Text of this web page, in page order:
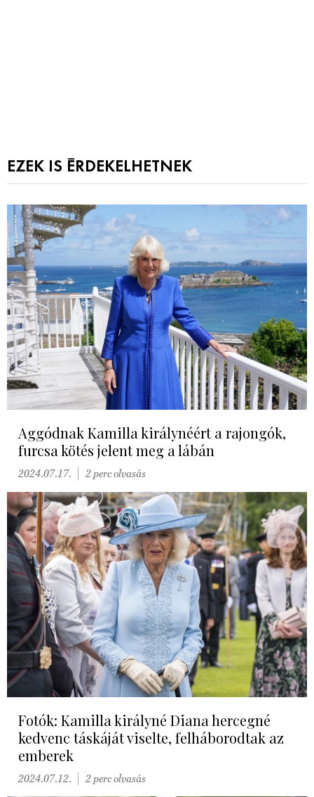
EZEK IS ÉRDEKELHETNEK
Aggódnak Kamilla királynéért a rajongók,
furcsa kötés jelent meg a lábán
2024.07.17. 2 perc olvasás
Fotók: Kamilla királyné Diana hercegné
kedvenc táskáját viselte, felháborodtak az
emberek
2024.07.12. 2 perc olvasás